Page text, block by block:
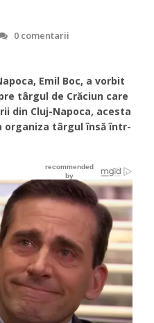
0 comentarii
Emil Boc, a vorbit
târgul de Crăciun care
din Cluj-Napoca, acesta
organiza târgul însă într-